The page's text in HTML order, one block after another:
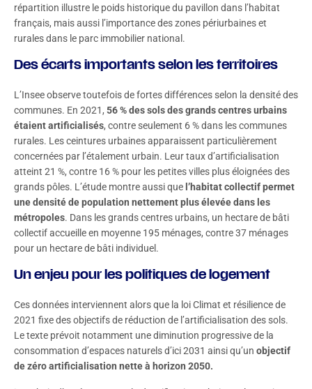
répartition illustre le poids historique du pavillon dans l’habitat
français, mais aussi l’importance des zones périurbaines et
rurales dans le parc immobilier national.
Des écarts importants selon les territoires
L’Insee observe toutefois de fortes différences selon la densité des
communes. En 2021, 56 % des sols des grands centres urbains
étaient artificialisés, contre seulement 6 % dans les communes
rurales. Les ceintures urbaines apparaissent particulièrement
concernées par l’étalement urbain. Leur taux d’artificialisation
atteint 21 %, contre 16 % pour les petites villes plus éloignées des
grands pôles. L’étude montre aussi que l’habitat collectif permet
une densité de population nettement plus élevée dans les
métropoles. Dans les grands centres urbains, un hectare de bâti
collectif accueille en moyenne 195 ménages, contre 37 ménages
pour un hectare de bâti individuel.
Un enjeu pour les politiques de logement
Ces données interviennent alors que la loi Climat et résilience de
2021 fixe des objectifs de réduction de l’artificialisation des sols.
Le texte prévoit notamment une diminution progressive de la
consommation d’espaces naturels d’ici 2031 ainsi qu’un objectif
de zéro artificialisation nette à horizon 2050.